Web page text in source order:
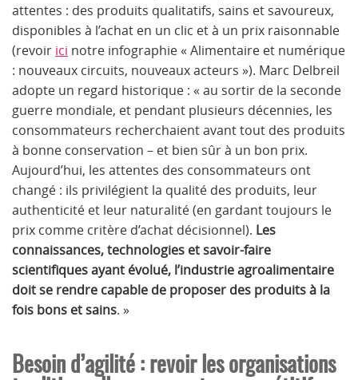
attentes : des produits qualitatifs, sains et savoureux,
disponibles à l’achat en un clic et à un prix raisonnable
(revoir ici notre infographie « Alimentaire et numérique
: nouveaux circuits, nouveaux acteurs »). Marc Delbreil
adopte un regard historique : « au sortir de la seconde
guerre mondiale, et pendant plusieurs décennies, les
consommateurs recherchaient avant tout des produits
à bonne conservation – et bien sûr à un bon prix.
Aujourd’hui, les attentes des consommateurs ont
changé : ils privilégient la qualité des produits, leur
authenticité et leur naturalité (en gardant toujours le
prix comme critère d’achat décisionnel). Les
connaissances, technologies et savoir-faire
scientifiques ayant évolué, l’industrie agroalimentaire
doit se rendre capable de proposer des produits à la
fois bons et sains. »
Besoin d’agilité : revoir les organisations